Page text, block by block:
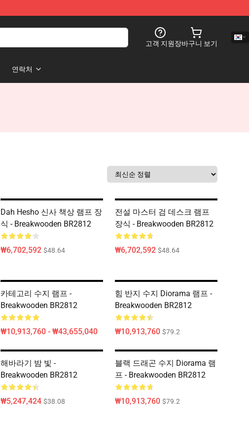
고객 지원장바구니 보기
연락처
Dah Hesho 신사 책상 램프 장
식 - Breakwooden BR2812
₩6,702,592 $48.64
전설 마스터 검 데스크 램프
장식 - Breakwooden BR2812
₩6,702,592 $48.64
카테고리 수지 램프 -
Breakwooden BR2812
₩10,913,760 - ₩43,655,040
힘 반지 수지 Diorama 램프 -
Breakwooden BR2812
₩10,913,760 $79.2
해바라기 밤 빛 -
Breakwooden BR2812
₩5,247,424 $38.08
블랙 드래곤 수지 Diorama 램
프 - Breakwooden BR2812
₩10,913,760 $79.2